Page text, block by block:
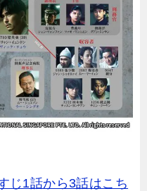
じ1話から3話はこち